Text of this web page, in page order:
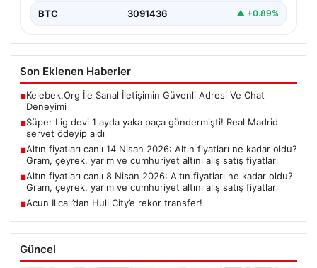
BTC 3091436 ▲ +0.89%
Son Eklenen Haberler
■Kelebek.Org İle Sanal İletişimin Güvenli Adresi Ve Chat
Deneyimi
■Süper Lig devi 1 ayda yaka paça göndermişti! Real Madrid
servet ödeyip aldı
■Altın fiyatları canlı 14 Nisan 2026: Altın fiyatları ne kadar oldu?
Gram, çeyrek, yarım ve cumhuriyet altını alış satış fiyatları
■Altın fiyatları canlı 8 Nisan 2026: Altın fiyatları ne kadar oldu?
Gram, çeyrek, yarım ve cumhuriyet altını alış satış fiyatları
■Acun Ilıcalı’dan Hull City’e rekor transfer!
Güncel